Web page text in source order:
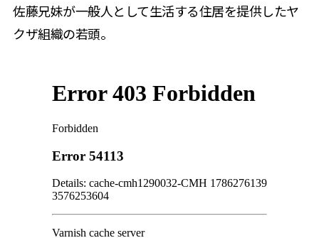
佐藤兄妹が一般人として生活する住居を提供したヤ
クザ組織の若頭。